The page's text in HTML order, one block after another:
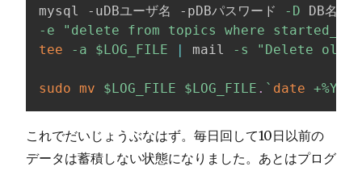
mysql -uDBユーザ名 -pDBパスワード -D DB名
-e
"delete from topics where
tee
-a $LOG_FILE | mail -s "Delete old
sudo mv $LOG_FILE $LOG_FILE . ` date
これでだいじょうぶなはず。毎日回して10日以前の
データは蓄積しない状態になりました。あとはプログ